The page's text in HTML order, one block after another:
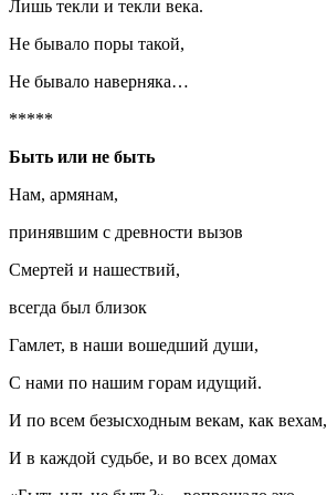
Лишь текли и текли века.
Не бывало поры такой,
Не бывало наверняка…
*****
Быть или не быть
Нам, армянам,
принявшим с древности вызов
Смертей и нашествий,
всегда был близок
Гамлет, в наши вошедший души,
С нами по нашим горам идущий.
И по всем безысходным векам, как вехам,
И в каждой судьбе, и во всех домах